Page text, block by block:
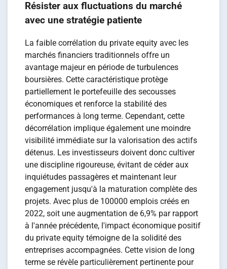
Résister aux fluctuations du marché
avec une stratégie patiente
La faible corrélation du private equity avec les
marchés financiers traditionnels offre un
avantage majeur en période de turbulences
boursières. Cette caractéristique protège
partiellement le portefeuille des secousses
économiques et renforce la stabilité des
performances à long terme. Cependant, cette
décorrélation implique également une moindre
visibilité immédiate sur la valorisation des actifs
détenus. Les investisseurs doivent donc cultiver
une discipline rigoureuse, évitant de céder aux
inquiétudes passagères et maintenant leur
engagement jusqu'à la maturation complète des
projets. Avec plus de 100000 emplois créés en
2022, soit une augmentation de 6,9% par rapport
à l'année précédente, l'impact économique positif
du private equity témoigne de la solidité des
entreprises accompagnées. Cette vision de long
terme se révèle particulièrement pertinente pour